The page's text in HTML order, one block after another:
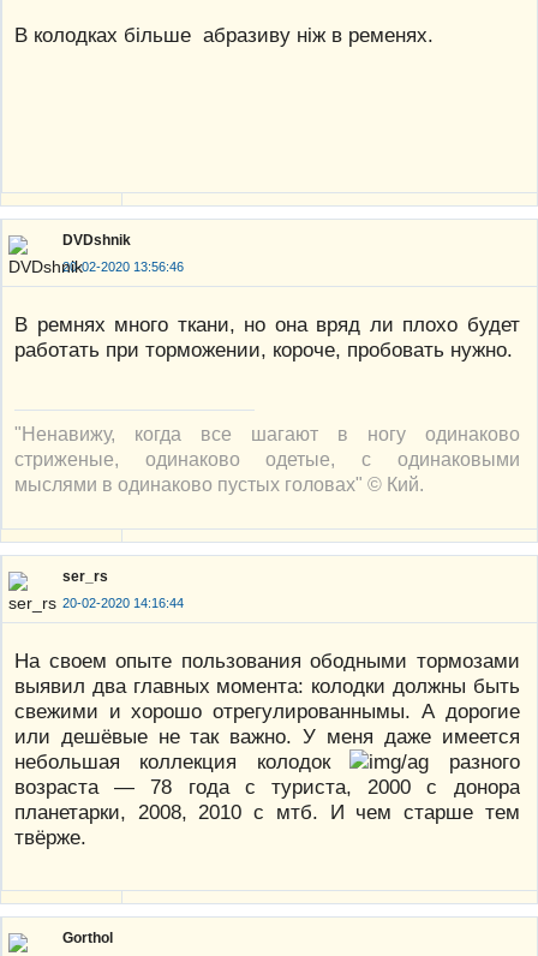
В колодках більше абразиву ніж в ременях.
DVDshnik
20-02-2020 13:56:46
В ремнях много ткани, но она вряд ли плохо будет
работать при торможении, короче, пробовать нужно.
"Ненавижу, когда все шагают в ногу одинаково
стриженые, одинаково одетые, с одинаковыми
мыслями в одинаково пустых головах" © Кий.
ser_rs
20-02-2020 14:16:44
На своем опыте пользования ободными тормозами
выявил два главных момента: колодки должны быть
свежими и хорошо отрегулированнымы. А дорогие
или дешёвые не так важно. У меня даже имеется
небольшая коллекция колодок
разного
возраста — 78 года с туриста, 2000 с донора
планетарки, 2008, 2010 с мтб. И чем старше тем
твёрже.
Gorthol